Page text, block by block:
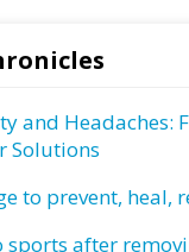
and Headaches:
Solutions
to prevent, heal,
sports after